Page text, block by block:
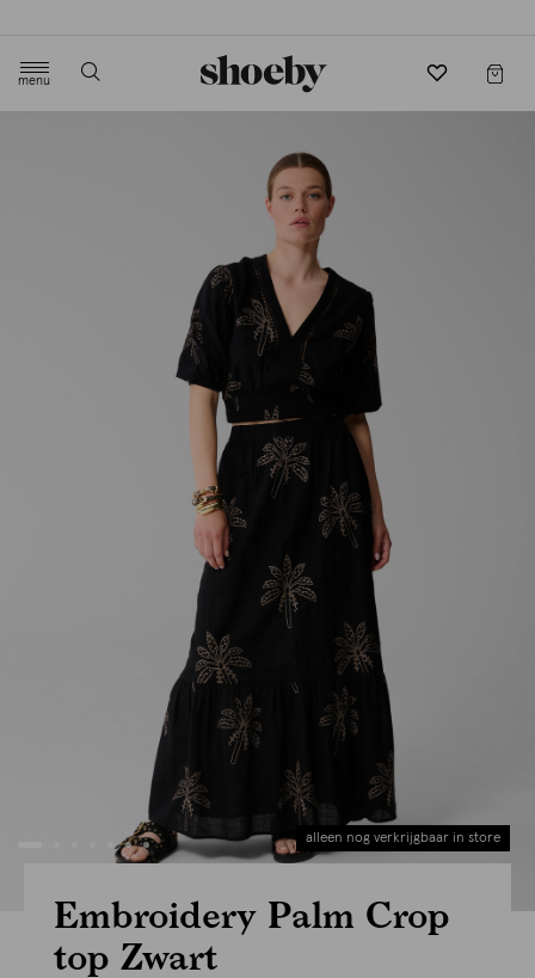
menu
alleen nog verkrijgbaar in store
Embroidery Palm Crop
top Zwart